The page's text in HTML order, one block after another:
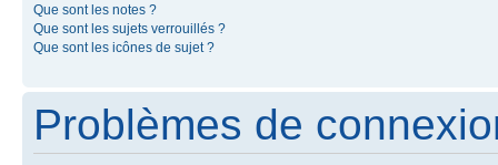
Que sont les notes ?
Que sont les sujets verrouillés ?
Que sont les icônes de sujet ?
Problèmes de